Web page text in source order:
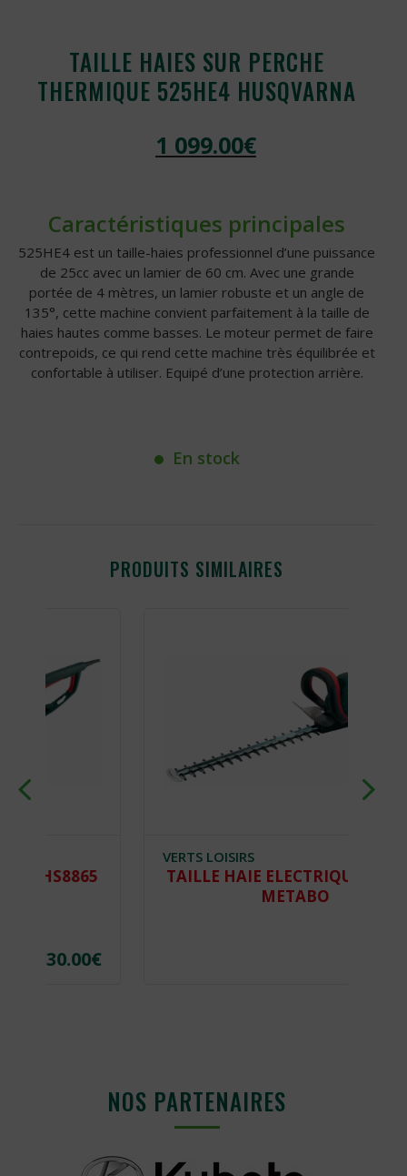
TAILLE HAIES SUR PERCHE
THERMIQUE 525HE4 HUSQVARNA
1 099.00€
Caractéristiques principales
525HE4 est un taille-haies professionnel d’une puissance
de 25cc avec un lamier de 60 cm. Avec une grande
portée de 4 mètres, un lamier robuste et un angle de
135°, cette machine convient parfaitement à la taille de
haies hautes comme basses. Le moteur permet de faire
contrepoids, ce qui rend cette machine très équilibrée et
confortable à utiliser. Equipé d’une protection arrière.
En stock
PRODUITS SIMILAIRES
VERTS LOISIRS
TAILLE HAIE ELECTRIQUE HS8875
NOS PARTENAIRES